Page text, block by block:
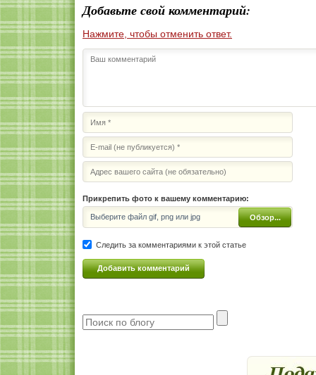
Добавьте свой комментарий:
Нажмите, чтобы отменить ответ.
Прикрепить фото к вашему комментарию:
Выберите файл gif, png или jpg Обзор...
Следить за комментариями к этой статье